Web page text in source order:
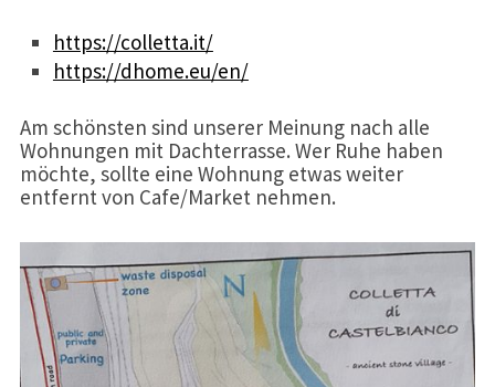
https://colletta.it/
https://dhome.eu/en/
Am schönsten sind unserer Meinung nach alle
Wohnungen mit Dachterrasse. Wer Ruhe haben
möchte, sollte eine Wohnung etwas weiter
entfernt von Cafe/Market nehmen.